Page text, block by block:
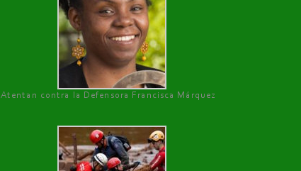
Atentan contra la Defensora Francisca Márquez